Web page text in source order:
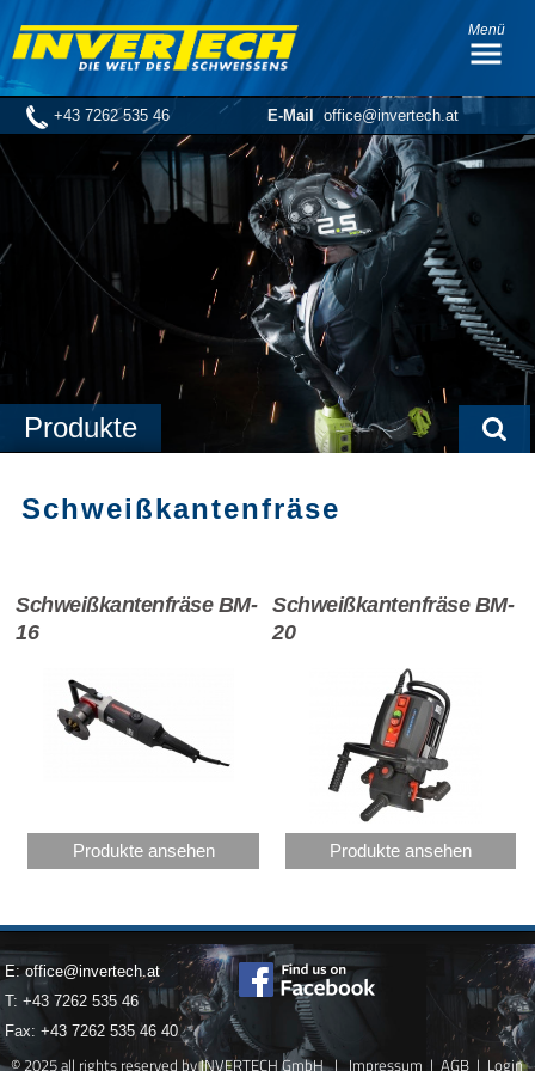
+43 7262 535 46 E-Mail office@invertech.at
Menü
Produkte
Schweißkantenfräse
Schweißkantenfräse BM-
16
Produkte ansehen
Schweißkantenfräse BM-
20
Produkte ansehen
E:office@invertech.at
T: +43 7262 535 46
Fax: +43 7262 535 46 40
© 2025 all rights reserved by INVERTECH GmbH | Impressum | AGB| Login